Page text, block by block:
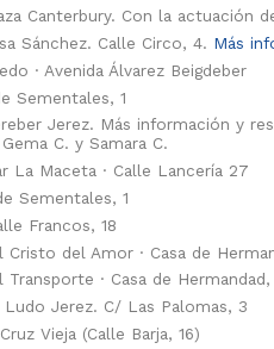
Canterbury. Con la actuación
Sánchez. Calle Circo, 4. Más
· Avenida Álvarez Beigdeber
Sementales, 1
Jerez. Más información y
C. y Samara C.
La Maceta · Calle Lancería 27
Sementales, 1
Francos, 18
Cristo del Amor · Casa de
Transporte · Casa de
Jerez. C/ Las Palomas, 3
Vieja (Calle Barja, 16)